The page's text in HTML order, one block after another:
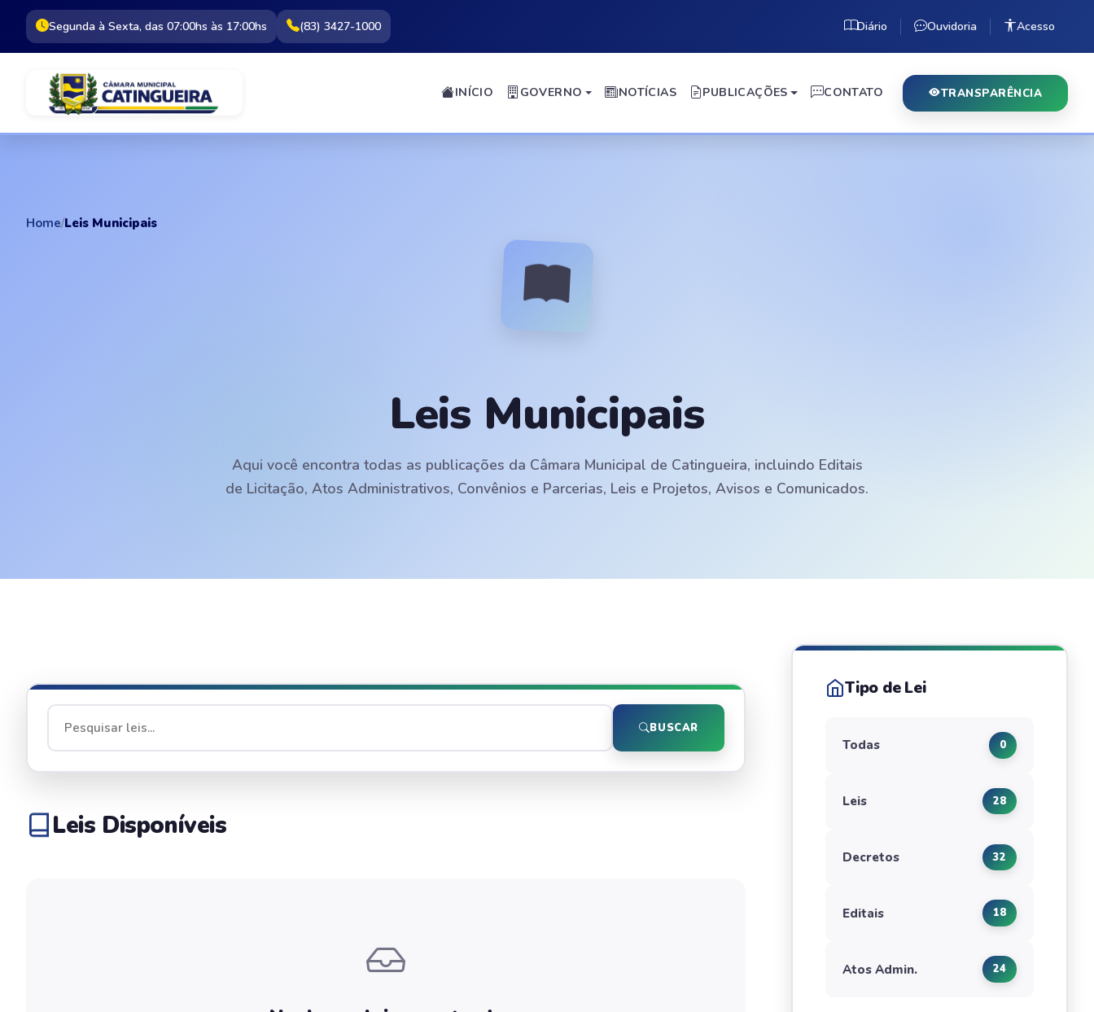
Segunda à Sexta, das 07:00hs às 17:00hs (83) 3427-1000 Diário Ouvidoria Acesso
INÍCIO GOVERNO NOTÍCIAS PUBLICAÇÕES CONTATO TRANSPARÊNCIA
Home/Leis Municipais
Leis Municipais
Aqui você encontra todas as publicações da Câmara Municipal de Catingueira, incluindo Editais
de Licitação, Atos Administrativos, Convênios e Parcerias, Leis e Projetos, Avisos e Comunicados.
BUSCAR
Leis Disponíveis
Tipo de Lei
Todas 0
Leis 28
Decretos 32
Editais 18
Atos Admin. 24